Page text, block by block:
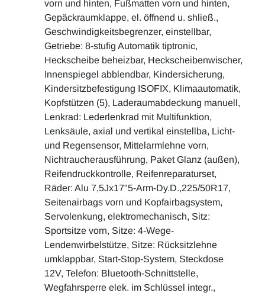
vorn und hinten, Fußmatten vorn und hinten,
Gepäckraumklappe, el. öffnend u. shließ.,
Geschwindigkeitsbegrenzer, einstellbar,
Getriebe: 8-stufig Automatik tiptronic,
Heckscheibe beheizbar, Heckscheibenwischer,
Innenspiegel abblendbar, Kindersicherung,
Kindersitzbefestigung ISOFIX, Klimaautomatik,
Kopfstützen (5), Laderaumabdeckung manuell,
Lenkrad: Lederlenkrad mit Multifunktion,
Lenksäule, axial und vertikal einstellba, Licht-
und Regensensor, Mittelarmlehne vorn,
Nichtraucherausführung, Paket Glanz (außen),
Reifendruckkontrolle, Reifenreparaturset,
Räder: Alu 7,5Jx17"5-Arm-Dy.D.,225/50R17,
Seitenairbags vorn und Kopfairbagsystem,
Servolenkung, elektromechanisch, Sitz:
Sportsitze vorn, Sitze: 4-Wege-
Lendenwirbelstütze, Sitze: Rücksitzlehne
umklappbar, Start-Stop-System, Steckdose
12V, Telefon: Bluetooth-Schnittstelle,
Wegfahrsperre elek. im Schlüssel integr.,